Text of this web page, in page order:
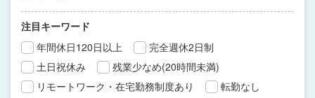
注目キーワード
年間休日120日以上
完全週休2日制
土日祝休み
残業少なめ(20時間未満)
リモートワーク・在宅勤務制度あり
転勤なし